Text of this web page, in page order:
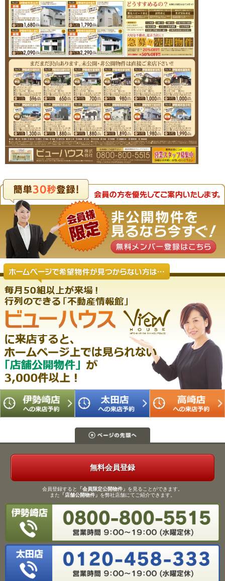
無料会員登録
会員登録すると 「会員限定公開物件」 を見ることができます。
また 「店舗公開物件」 を弊社店舗にてご紹介できます。